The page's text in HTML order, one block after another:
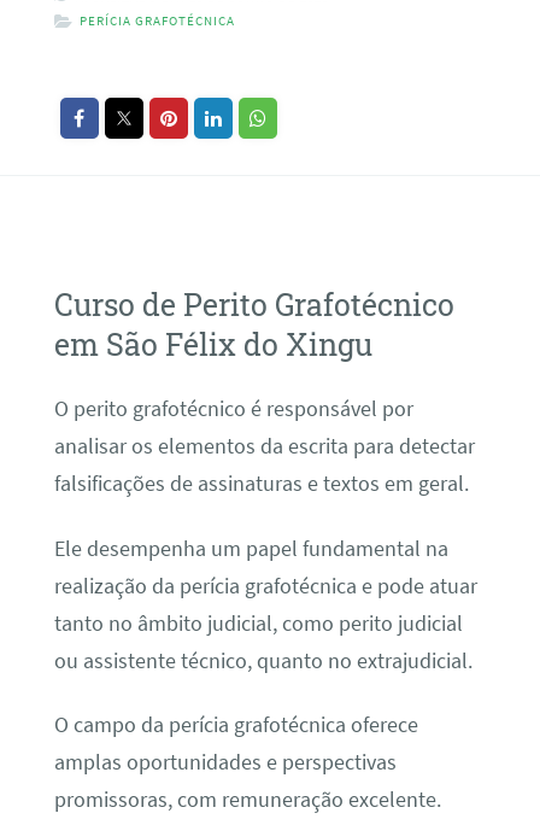
PERÍCIA GRAFOTÉCNICA
Curso de Perito Grafotécnico
em São Félix do Xingu
O perito grafotécnico é responsável por
analisar os elementos da escrita para detectar
falsificações de assinaturas e textos em geral.
Ele desempenha um papel fundamental na
realização da perícia grafotécnica e pode atuar
tanto no âmbito judicial, como perito judicial
ou assistente técnico, quanto no extrajudicial.
O campo da perícia grafotécnica oferece
amplas oportunidades e perspectivas
promissoras, com remuneração excelente.